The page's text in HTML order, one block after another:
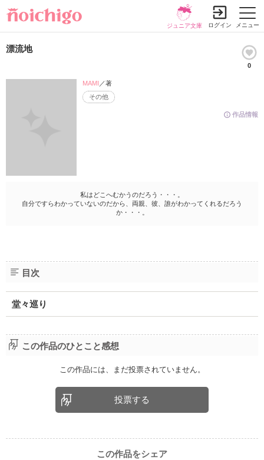
メニュー
ジュニア文庫 ログイン
漂流地
0
作品情報
その他
MAMI ／著
私はどこへむかうのだろう・・・。
自分ですらわかっていないのだから、両親、彼、誰がわかってくれるだろう
か・・・。
目次
堂々巡り
この作品のひとこと感想
この作品には、まだ投票されていません。
投票する
この作品をシェア